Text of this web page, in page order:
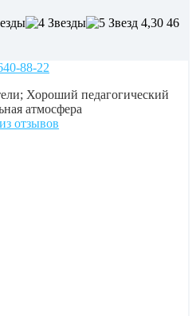
4,30 46
88-22
Хороший педагогический
атмосфера
отзывов